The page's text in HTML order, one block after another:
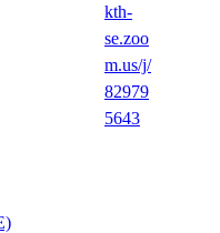
kth-
se.zoo
m.us/j/
82979
5643